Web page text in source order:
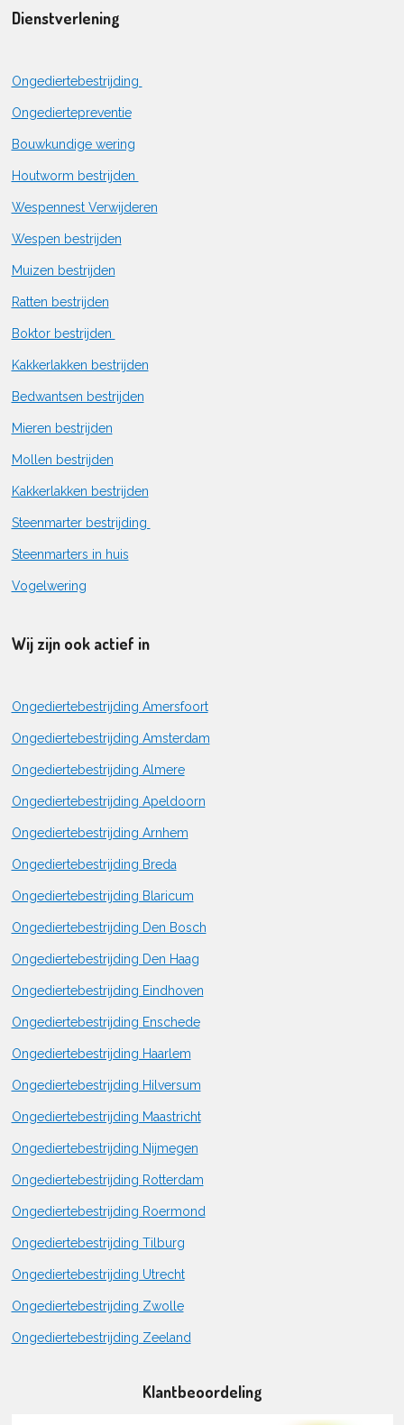
Dienstverlening
Ongediertebestrijding
Ongediertepreventie
Bouwkundige wering
Houtworm bestrijden
Wespennest Verwijderen
Wespen bestrijden
Muizen bestrijden
Ratten bestrijden
Boktor bestrijden
Kakkerlakken bestrijden
Bedwantsen bestrijden
Mieren bestrijden
Mollen bestrijden
Kakkerlakken bestrijden
Steenmarter bestrijding
Steenmarters in huis
Vogelwering
Wij zijn ook actief in
Ongediertebestrijding Amersfoort
Ongediertebestrijding Amsterdam
Ongediertebestrijding Almere
Ongediertebestrijding Apeldoorn
Ongediertebestrijding Arnhem
Ongediertebestrijding Breda
Ongediertebestrijding Blaricum
Ongediertebestrijding Den Bosch
Ongediertebestrijding Den Haag
Ongediertebestrijding Eindhoven
Ongediertebestrijding Enschede
Ongediertebestrijding Haarlem
Ongediertebestrijding Hilversum
Ongediertebestrijding Maastricht
Ongediertebestrijding Nijmegen
Ongediertebestrijding Rotterdam
Ongediertebestrijding Roermond
Ongediertebestrijding Tilburg
Ongediertebestrijding Utrecht
Ongediertebestrijding Zwolle
Ongediertebestrijding Zeeland
Klantbeoordeling